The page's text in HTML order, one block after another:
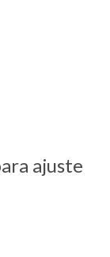
ajuste